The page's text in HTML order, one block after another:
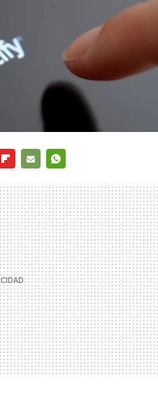
MAIL